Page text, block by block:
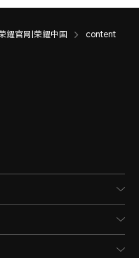
耀官网|荣耀中国 content